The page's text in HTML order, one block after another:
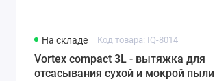
На складе Код товара: IQ-8014
Vortex compact 3L - вытяжка для
отсасывания сухой и мокрой пыли